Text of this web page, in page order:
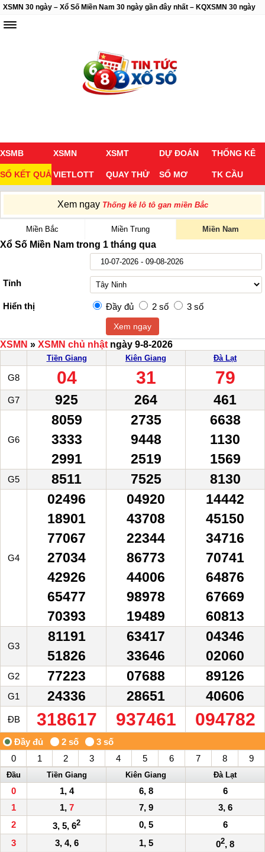
XSMN 30 ngày – Xổ Số Miền Nam 30 ngày gần đây nhất – KQXSMN 30 ngày
XSMB XSMN XSMT DỰ ĐOÁN THỐNG KÊ
SỔ KẾT QUẢVIETLOTT QUAY THỬ SỔ MƠ TK CẦU
Xem ngay Thống kê lô tô gan miền Bắc
Miền Bắc Miền Trung Miền Nam
Xổ Số Miền Nam trong 1 tháng qua
Tỉnh
Hiển thị Đầy đủ 2 số 3 số
Xem ngay
XSMN » XSMN chủ nhật ngày 9-8-2026
Tiền Giang Kiên Giang Đà Lạt
G8 04 31 79
G7 925 264 461
G6
8059
3333
2991
2735
9448
2519
6638
1130
1569
G5 8511 7525 8130
G4
02496
18901
77067
27034
42926
65477
70393
04920
43708
22344
86773
44006
98978
19489
14442
45150
34716
70741
64876
67669
60813
G3
81191
51826
63417
33646
04346
02060
G2 77223 07688 89126
G1 24336 28651 40606
ĐB 318617 937461 094782
0 1 2 3 4 5 6 7 8 9
Đầu Tiền Giang Kiên Giang Đà Lạt
0 1, 4 6, 8
6
1
1, 7 7, 9
3, 6
2
3, 5, 62 0, 5
6
3
3, 4, 6 1, 5 02, 8